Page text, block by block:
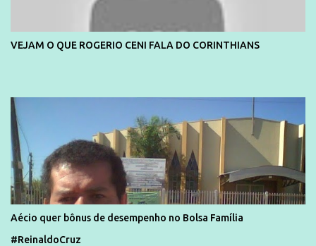
VEJAM O QUE ROGERIO CENI FALA DO CORINTHIANS
Aécio quer bônus de desempenho no Bolsa Família
#ReinaldoCruz